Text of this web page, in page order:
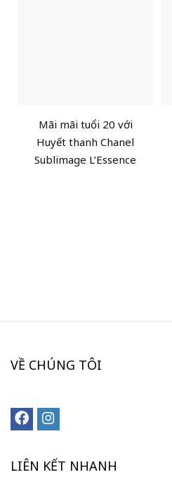
Mãi mãi tuổi 20 với
Huyết thanh Chanel
Sublimage L’Essence
VỀ CHÚNG TÔI
LIÊN KẾT NHANH